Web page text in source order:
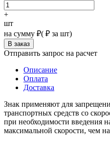
+
шт
на сумму ₽( ₽ за шт)
Отправить запрос на расчет
Описание
Оплата
Доставка
Знак применяют для
транспортных средств со
при необходимости введения
максимальной скорости, чем